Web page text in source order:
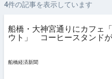
4件の記事を表示しています
船橋・大神宮通りにカフェ
ウト」 コーヒースタンド
船橋経済新聞